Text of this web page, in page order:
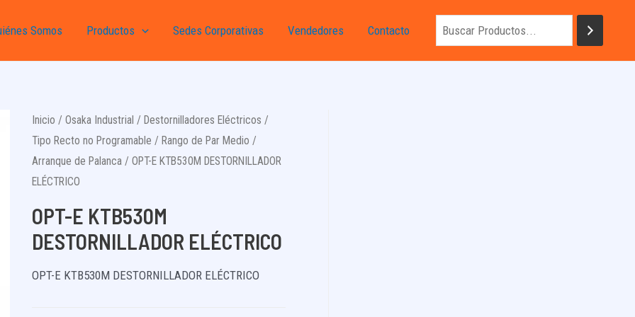
Somos Productos Sedes Corporativas Vendedores Contacto
Inicio / Osaka Industrial / Destornilladores Eléctricos /
Tipo Recto no Programable / Rango de Par Medio /
Arranque de Palanca/ OPT-E KTB530M DESTORNILLADOR
ELÉCTRICO
OPT-E KTB530M
DESTORNILLADOR ELÉCTRICO
OPT-E KTB530M DESTORNILLADOR ELÉCTRICO